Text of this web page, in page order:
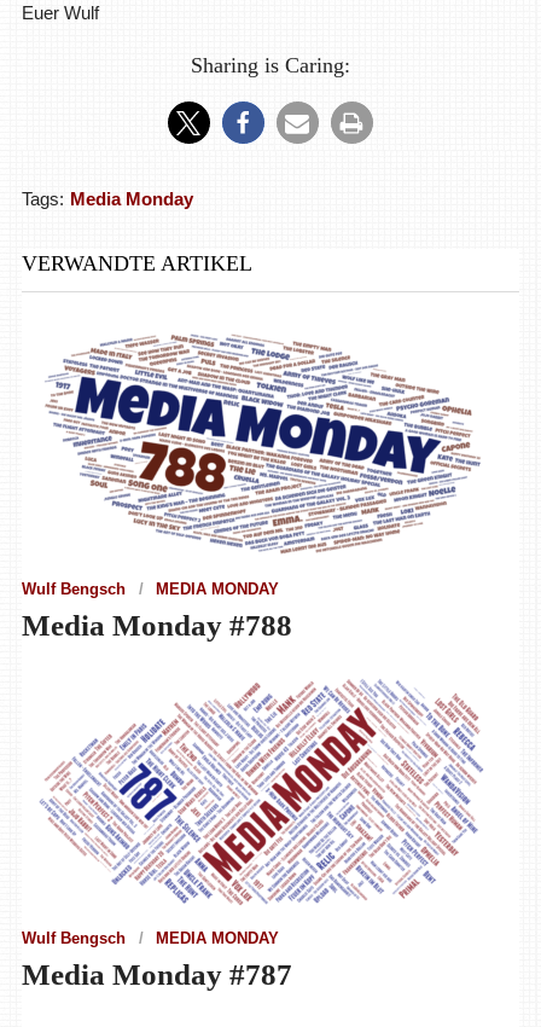
Euer Wulf
Sharing is Caring:
Tags: Media Monday
VERWANDTE ARTIKEL
Wulf Bengsch MEDIA MONDAY
Media Monday #788
Wulf Bengsch MEDIA MONDAY
Media Monday #787